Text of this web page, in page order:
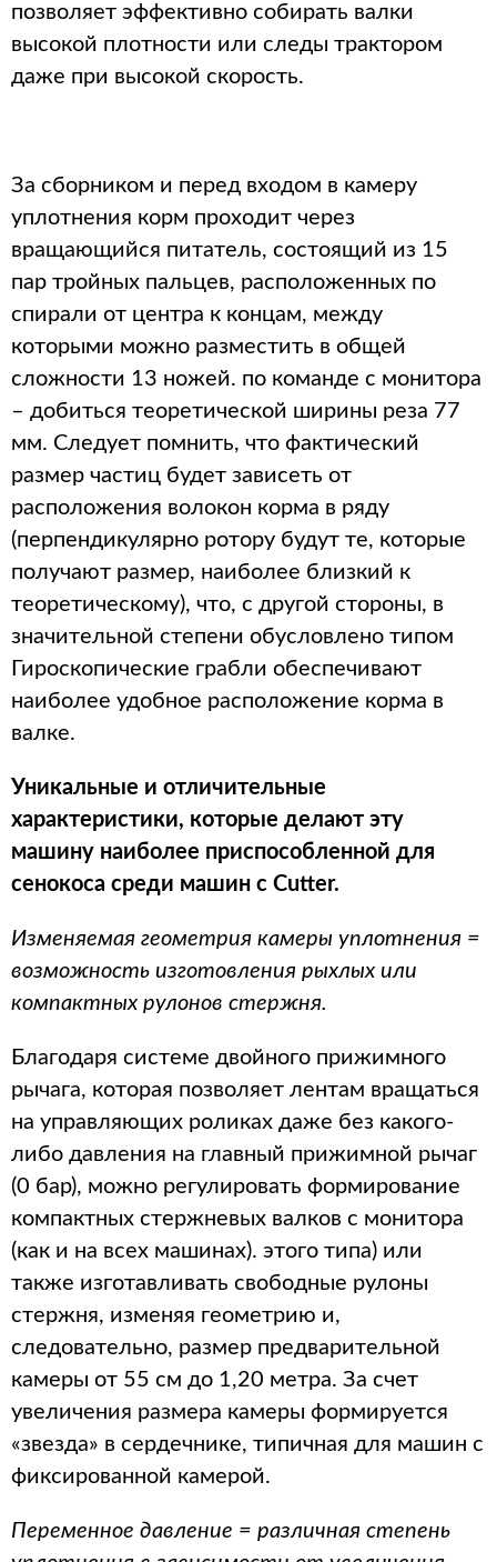
позволяет эффективно собирать валки
высокой плотности или следы трактором
даже при высокой скорость.
За сборником и перед входом в камеру
уплотнения корм проходит через
вращающийся питатель, состоящий из 15
пар тройных пальцев, расположенных по
спирали от центра к концам, между
которыми можно разместить в общей
сложности 13 ножей. по команде с монитора
– добиться теоретической ширины реза 77
мм. Следует помнить, что фактический
размер частиц будет зависеть от
расположения волокон корма в ряду
(перпендикулярно ротору будут те, которые
получают размер, наиболее близкий к
теоретическому), что, с другой стороны, в
значительной степени обусловлено типом
Гироскопические грабли обеспечивают
наиболее удобное расположение корма в
валке.
Уникальные и отличительные
характеристики, которые делают эту
машину наиболее приспособленной для
сенокоса среди машин с Cutter.
Изменяемая геометрия камеры уплотнения =
возможность изготовления рыхлых или
компактных рулонов стержня.
Благодаря системе двойного прижимного
рычага, которая позволяет лентам вращаться
на управляющих роликах даже без какого-
либо давления на главный прижимной рычаг
(0 бар), можно регулировать формирование
компактных стержневых валков с монитора
(как и на всех машинах). этого типа) или
также изготавливать свободные рулоны
стержня, изменяя геометрию и,
следовательно, размер предварительной
камеры от 55 см до 1,20 метра. За счет
увеличения размера камеры формируется
«звезда» в сердечнике, типичная для машин с
фиксированной камерой.
Переменное давление = различная степень